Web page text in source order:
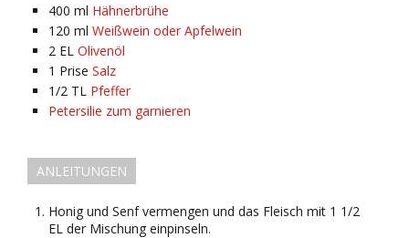
400 ml Hähnerbrühe
120 ml Weißwein oder Apfelwein
2 EL Olivenöl
1 Prise Salz
1/2 TL Pfeffer
Petersilie zum garnieren
ANLEITUNGEN
Honig und Senf vermengen und das Fleisch mit 1 1/2
EL der Mischung einpinseln.